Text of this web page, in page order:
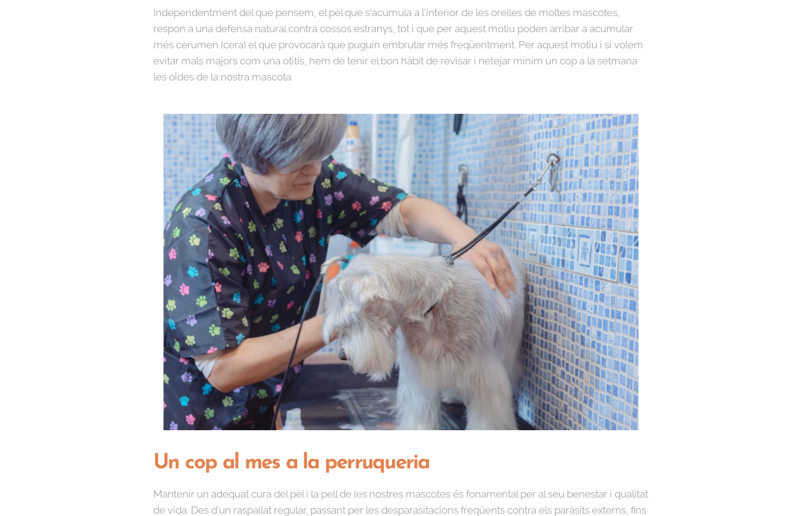
Independentment del que pensem, el pèl que s'acumula a l'interior de les orelles de moltes mascotes,
respon a una defensa natural contra cossos estranys, tot i que per aquest motiu poden arribar a acumular
més cerumen (cera) el que provocarà que puguin embrutar més freqüentment. Per aquest motiu i si volem
evitar mals majors com una otitis, hem de tenir el bon hàbit de revisar i netejar mínim un cop a la setmana
les oïdes de la nostra mascota.
Un cop al mes a la perruqueria
Mantenir un adequat cura del pèl i la pell de les nostres mascotes és fonamental per al seu benestar i qualitat
de vida. Des d'un raspallat regular, passant per les desparasitacions freqüents contra els paràsits externs, fins